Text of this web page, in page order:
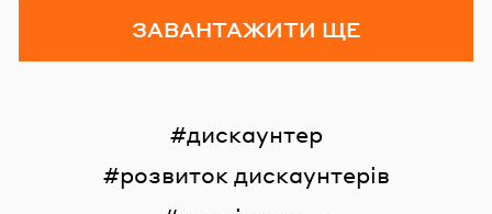
ЗАВАНТАЖИТИ ЩЕ
дискаунтер
розвиток дискаунтерів